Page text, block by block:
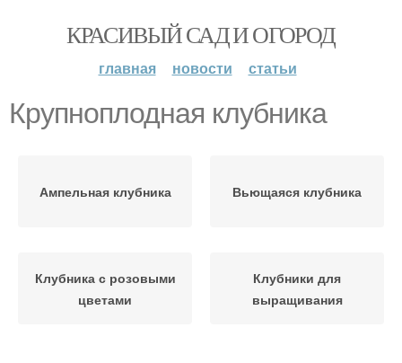
КРАСИВЫЙ САД И ОГОРОД
главная новости статьи
Крупноплодная клубника
Ампельная клубника Вьющаяся клубника
Клубника с розовыми
цветами
Клубники для
выращивания